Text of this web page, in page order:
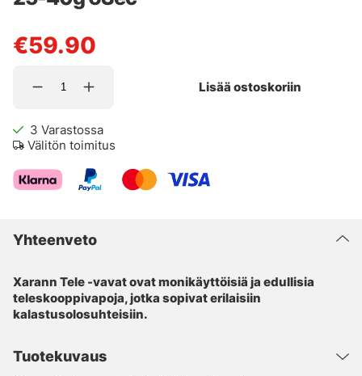
€59.90
Lisää ostoskoriin
3 Varastossa
Välitön toimitus
Yhteenveto
Xarann Tele -vavat ovat monikäyttöisiä ja edullisia
teleskooppivapoja, jotka sopivat erilaisiin
kalastusolosuhteisiin.
Tuotekuvaus